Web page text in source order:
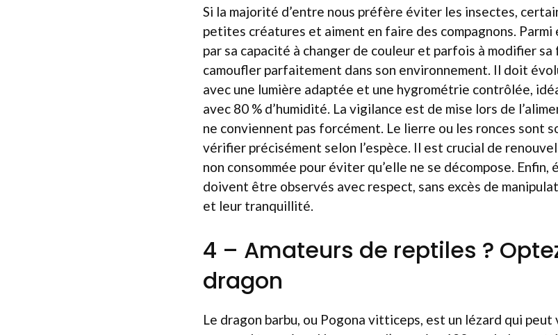
Si la majorité d’entre nous préfère éviter les insectes,
petites créatures et aiment en faire des compagnons. Parmi
par sa capacité à changer de couleur et parfois à modifier
camoufler parfaitement dans son environnement. Il doit
avec une lumière adaptée et une hygrométrie contrôlée,
avec 80 % d’humidité. La vigilance est de mise lors de
ne conviennent pas forcément. Le lierre ou les ronces sont
vérifier précisément selon l’espèce. Il est crucial de
non consommée pour éviter qu’elle ne se décompose.
doivent être observés avec respect, sans excès de
et leur tranquillité.
4 – Amateurs de reptiles ?
dragon
Le dragon barbu, ou Pogona vitticeps, est un lézard qui peut